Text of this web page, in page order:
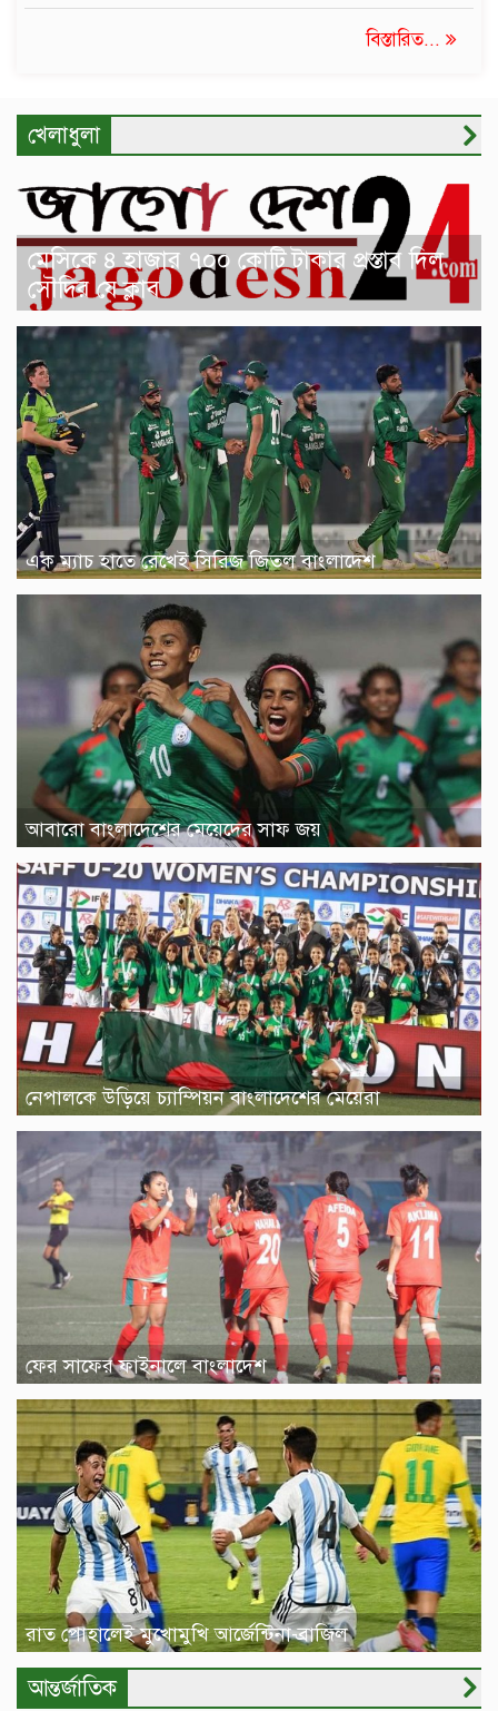
বিস্তারিত...
খেলাধুলা
মেসিকে ৪ হাজার ৭০০ কোটি টাকার প্রস্তাব দিল
সৌদির যে ক্লাব
এক ম্যাচ হাতে রেখেই সিরিজ জিতল বাংলাদেশ
আবারো বাংলাদেশের মেয়েদের সাফ জয়
নেপালকে উড়িয়ে চ্যাম্পিয়ন বাংলাদেশের মেয়েরা
ফের সাফের ফাইনালে বাংলাদেশ
রাত পোহালেই মুখোমুখি আর্জেন্টিনা-ব্রাজিল
আন্তর্জাতিক